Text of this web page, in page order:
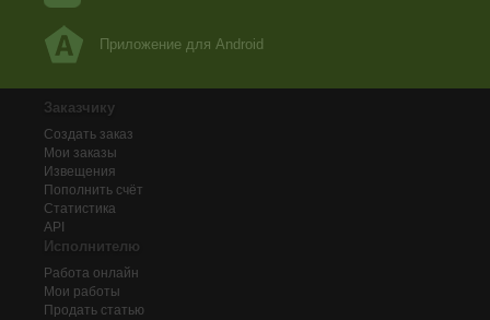
Приложение для Android
Заказчику
Создать заказ
Мои заказы
Извещения
Пополнить счёт
Статистика
API
Исполнителю
Работа онлайн
Мои работы
Продать статью